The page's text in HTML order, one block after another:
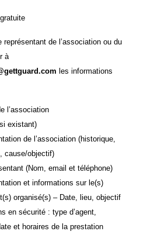
représentant de l’association ou du
à
les informations
l’association
existant)
de l’association (historique,
cause/objectif)
(Nom, email et téléphone)
et informations sur le(s)
organisé(s) – Date, lieu, objectif
en sécurité : type d’agent,
et horaires de la prestation